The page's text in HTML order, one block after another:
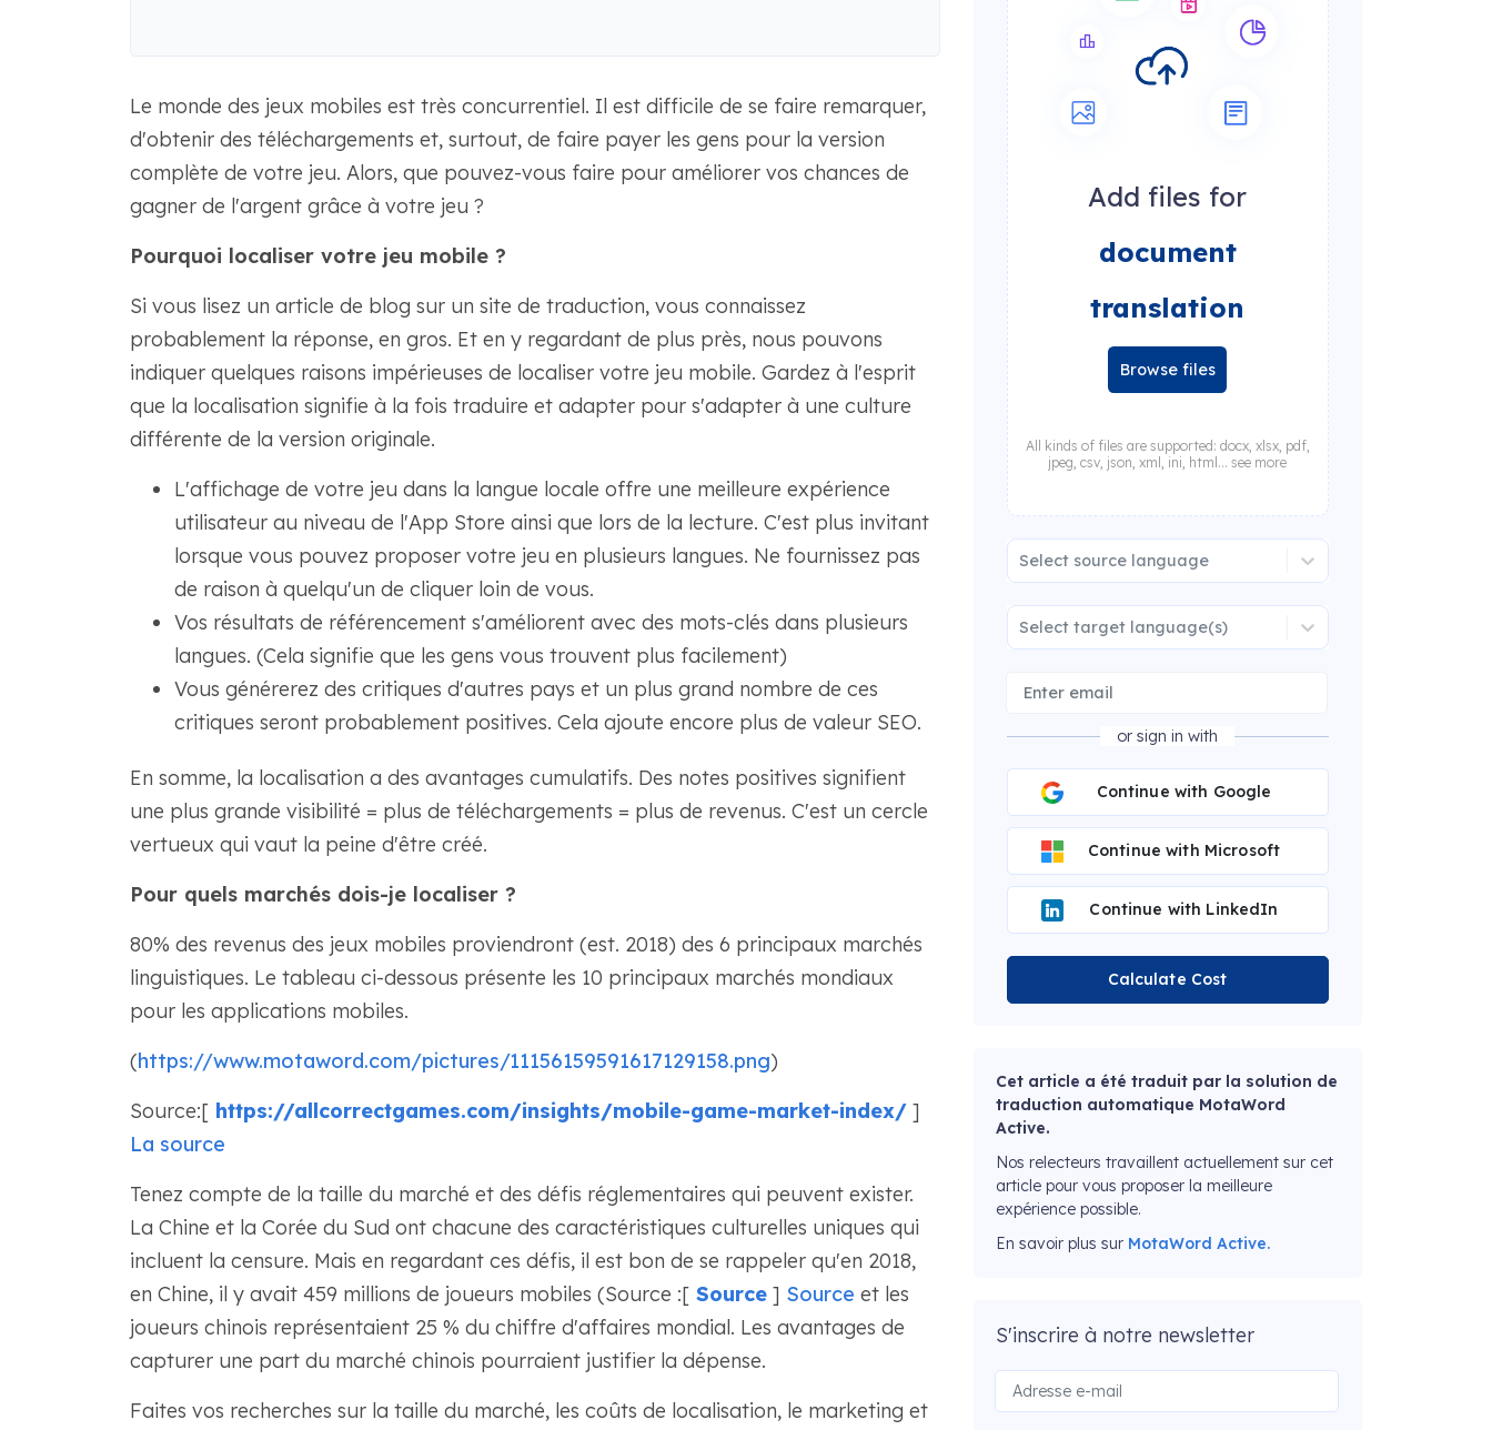
Le monde des jeux mobiles est très concurrentiel. Il est difficile de se faire remarquer,
d'obtenir des téléchargements et, surtout, de faire payer les gens pour la version
complète de votre jeu. Alors, que pouvez-vous faire pour améliorer vos chances de
gagner de l'argent grâce à votre jeu ?
Pourquoi localiser votre jeu mobile ?
Si vous lisez un article de blog sur un site de traduction, vous connaissez
probablement la réponse, en gros. Et en y regardant de plus près, nous pouvons
indiquer quelques raisons impérieuses de localiser votre jeu mobile. Gardez à l'esprit
que la localisation signifie à la fois traduire et adapter pour s'adapter à une culture
différente de la version originale.
L'affichage de votre jeu dans la langue locale offre une meilleure expérience
utilisateur au niveau de l'App Store ainsi que lors de la lecture. C'est plus invitant
lorsque vous pouvez proposer votre jeu en plusieurs langues. Ne fournissez pas
de raison à quelqu'un de cliquer loin de vous.
Vos résultats de référencement s'améliorent avec des mots-clés dans plusieurs
langues. (Cela signifie que les gens vous trouvent plus facilement)
Vous générerez des critiques d'autres pays et un plus grand nombre de ces
critiques seront probablement positives. Cela ajoute encore plus de valeur SEO.
En somme, la localisation a des avantages cumulatifs. Des notes positives signifient
une plus grande visibilité = plus de téléchargements = plus de revenus. C'est un cercle
vertueux qui vaut la peine d'être créé.
Pour quels marchés dois-je localiser ?
80% des revenus des jeux mobiles proviendront (est. 2018) des 6 principaux marchés
linguistiques. Le tableau ci-dessous présente les 10 principaux marchés mondiaux
pour les applications mobiles.
(https://www.motaword.com/pictures/11156159591617129158.png)
Source:[https://allcorrectgames.com/insights/mobile-game-market-index/]
La source
Tenez compte de la taille du marché et des défis réglementaires qui peuvent exister.
La Chine et la Corée du Sud ont chacune des caractéristiques culturelles uniques qui
incluent la censure. Mais en regardant ces défis, il est bon de se rappeler qu'en 2018,
en Chine, il y avait 459 millions de joueurs mobiles (Source :[Source] Source et les
joueurs chinois représentaient 25 % du chiffre d'affaires mondial. Les avantages de
capturer une part du marché chinois pourraient justifier la dépense.
Faites vos recherches sur la taille du marché, les coûts de localisation, le marketing et
Add files for
document
translation
Browse files
All kinds of files are supported: docx, xlsx, pdf,
jpeg, csv, json, xml, ini, html... see more
Select source language
Select target language(s)
or sign in with
Continue with Google
Continue with Microsoft
Continue with LinkedIn
Calculate Cost
Cet article a été traduit par la solution de
traduction automatique MotaWord
Active.
Nos relecteurs travaillent actuellement sur cet
article pour vous proposer la meilleure
expérience possible.
En savoir plus sur MotaWord Active.
S'inscrire à notre newsletter